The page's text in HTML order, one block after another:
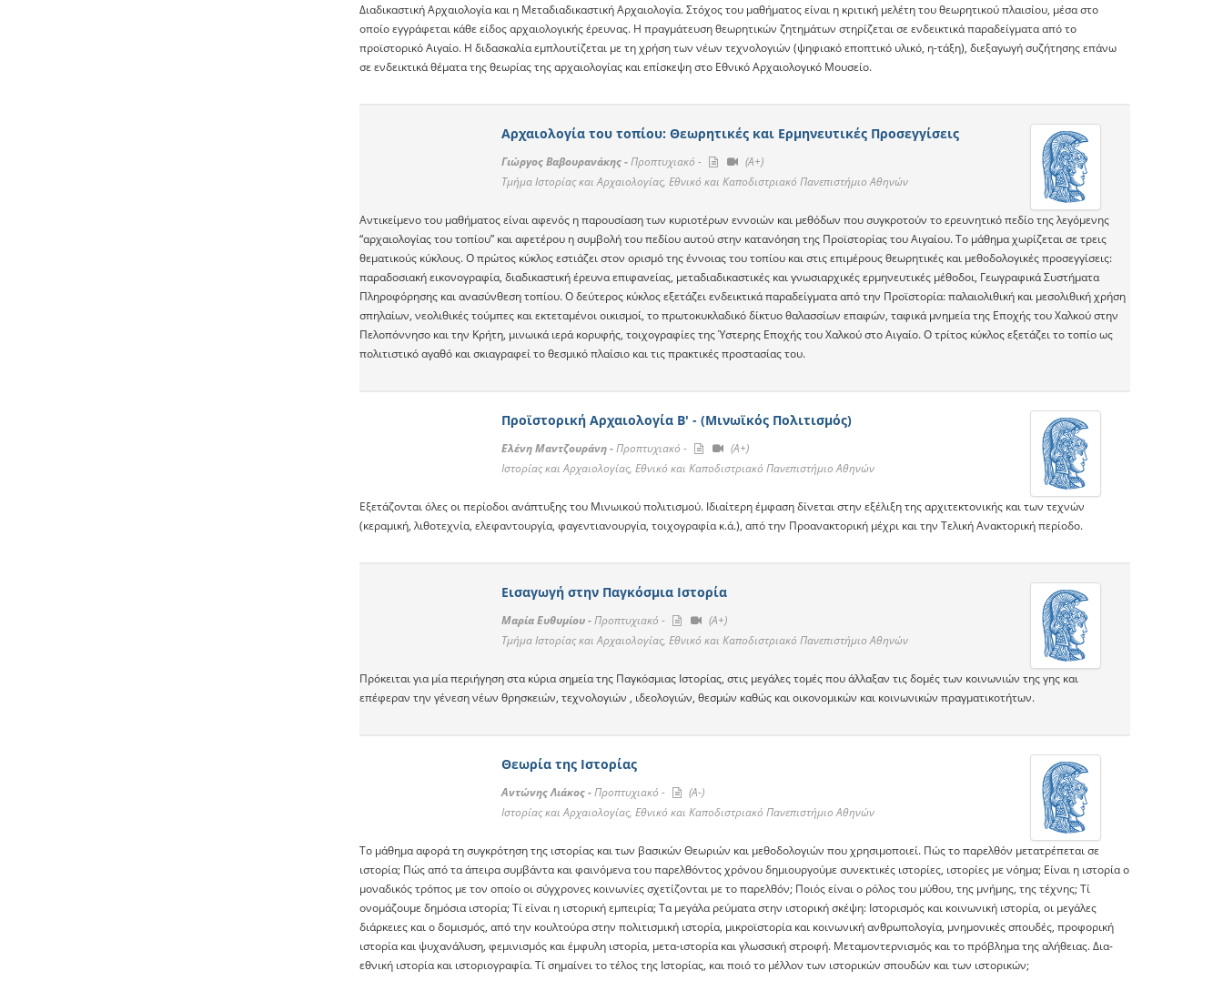
Διαδικαστική Αρχαιολογία και η Μεταδιαδικαστική Αρχαιολογία. Στόχος του μαθήματος είναι η κριτική μελέτη του θεωρητικού πλαισίου, μέσα στο
οποίο εγγράφεται κάθε είδος αρχαιολογικής έρευνας. Η πραγμάτευση θεωρητικών ζητημάτων στηρίζεται σε ενδεικτικά παραδείγματα από το
προϊστορικό Αιγαίο. Η διδασκαλία εμπλουτίζεται με τη χρήση των νέων τεχνολογιών (ψηφιακό εποπτικό υλικό, η-τάξη), διεξαγωγή συζήτησης επάνω
σε ενδεικτικά θέματα της θεωρίας της αρχαιολογίας και επίσκεψη στο Εθνικό Αρχαιολογικό Μουσείο.
Αρχαιολογία του τοπίου: Θεωρητικές και Ερμηνευτικές Προσεγγίσεις
Γιώργος Βαβουρανάκης -Προπτυχιακό -
(A+)
Τμήμα Ιστορίας και Αρχαιολογίας, Εθνικό και Καποδιστριακό Πανεπιστήμιο Αθηνών
Aντικείμενο του μαθήματος είναι αφενός η παρουσίαση των κυριοτέρων εννοιών και μεθόδων που συγκροτούν το ερευνητικό πεδίο της λεγόμενης
“αρχαιολογίας του τοπίου” και αφετέρου η συμβολή του πεδίου αυτού στην κατανόηση της Προϊστορίας του Αιγαίου. Το μάθημα χωρίζεται σε τρεις
θεματικούς κύκλους. Ο πρώτος κύκλος εστιάζει στον ορισμό της έννοιας του τοπίου και στις επιμέρους θεωρητικές και μεθοδολογικές προσεγγίσεις:
παραδοσιακή εικονογραφία, διαδικαστική έρευνα επιφανείας, μεταδιαδικαστικές και γνωσιαρχικές ερμηνευτικές μέθοδοι, Γεωγραφικά Συστήματα
Πληροφόρησης και ανασύνθεση τοπίου. Ο δεύτερος κύκλος εξετάζει ενδεικτικά παραδείγματα από την Προϊστορία: παλαιολιθική και μεσολιθική χρήση
σπηλαίων, νεολιθικές τούμπες και εκτεταμένοι οικισμοί, το πρωτοκυκλαδικό δίκτυο θαλασσίων επαφών, ταφικά μνημεία της Εποχής του Χαλκού στην
Πελοπόννησο και την Κρήτη, μινωικά ιερά κορυφής, τοιχογραφίες της Ύστερης Εποχής του Χαλκού στο Αιγαίο. Ο τρίτος κύκλος εξετάζει το τοπίο ως
πολιτιστικό αγαθό και σκιαγραφεί το θεσμικό πλαίσιο και τις πρακτικές προστασίας του.
Προϊστορική Αρχαιολογία Β' - (Μινωϊκός Πολιτισμός)
Ελένη Μαντζουράνη -Προπτυχιακό -
(A+)
Ιστορίας και Αρχαιολογίας, Εθνικό και Καποδιστριακό Πανεπιστήμιο Αθηνών
Εξετάζονται όλες οι περίοδοι ανάπτυξης του Μινωικού πολιτισμού. Ιδιαίτερη έμφαση δίνεται στην εξέλιξη της αρχιτεκτονικής και των τεχνών
(κεραμική, λιθοτεχνία, ελεφαντουργία, φαγεντιανουργία, τοιχογραφία κ.ά.), από την Προανακτορική μέχρι και την Τελική Ανακτορική περίοδο.
Εισαγωγή στην Παγκόσμια Ιστορία
Μαρία Ευθυμίου -Προπτυχιακό -
(A+)
Τμήμα Ιστορίας και Αρχαιολογίας, Εθνικό και Καποδιστριακό Πανεπιστήμιο Αθηνών
Πρόκειται για μία περιήγηση στα κύρια σημεία της Παγκόσμιας Ιστορίας, στις μεγάλες τομές που άλλαξαν τις δομές των κοινωνιών της γης και
επέφεραν την γένεση νέων θρησκειών, τεχνολογιών , ιδεολογιών, θεσμών καθώς και οικονομικών και κοινωνικών πραγματικοτήτων.
Θεωρία της Ιστορίας
Αντώνης Λιάκος -Προπτυχιακό -
(A-)
Ιστορίας και Αρχαιολογίας, Εθνικό και Καποδιστριακό Πανεπιστήμιο Αθηνών
Το μάθημα αφορά τη συγκρότηση της ιστορίας και των βασικών Θεωριών και μεθοδολογιών που χρησιμοποιεί. Πώς το παρελθόν μετατρέπεται σε
ιστορία; Πώς από τα άπειρα συμβάντα και φαινόμενα του παρελθόντος χρόνου δημιουργούμε συνεκτικές ιστορίες, ιστορίες με νόημα; Είναι η ιστορία ο
μοναδικός τρόπος με τον οποίο οι σύγχρονες κοινωνίες σχετίζονται με το παρελθόν; Ποιός είναι ο ρόλος του μύθου, της μνήμης, της τέχνης; Τί
ονομάζουμε δημόσια ιστορία; Τί είναι η ιστορική εμπειρία; Τα μεγάλα ρεύματα στην ιστορική σκέψη: Ιστορισμός και κοινωνική ιστορία, οι μεγάλες
διάρκειες και ο δομισμός, από την κουλτούρα στην πολιτισμική ιστορία, μικροϊστορία και κοινωνική ανθρωπολογία, μνημονικές σπουδές, προφορική
ιστορία και ψυχανάλυση, φεμινισμός και έμφυλη ιστορία, μετα-ιστορία και γλωσσική στροφή. Μεταμοντερνισμός και το πρόβλημα της αλήθειας. Δια-
εθνική ιστορία και ιστοριογραφία. Tί σημαίνει το τέλος της Ιστορίας, και ποιό το μέλλον των ιστορικών σπουδών και των ιστορικών;